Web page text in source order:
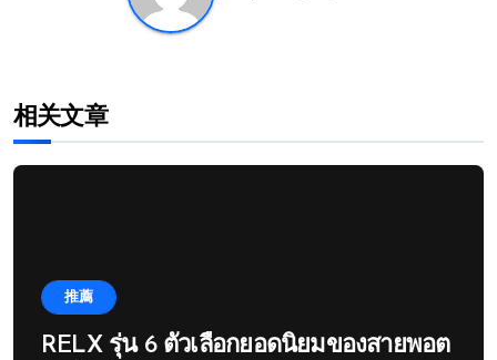
相关文章
推薦
RELX รุ่น 6 ตัวเลือกยอดนิยมของสายพอต